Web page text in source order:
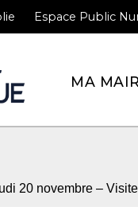
Espace Public
MA
20 novembre –